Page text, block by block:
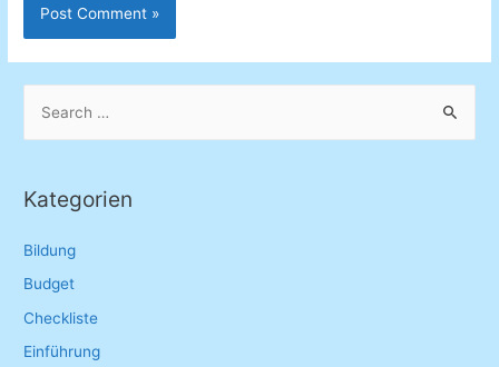
r
h
f
o
Kategorien
Bildung
Budget
Checkliste
Einführung